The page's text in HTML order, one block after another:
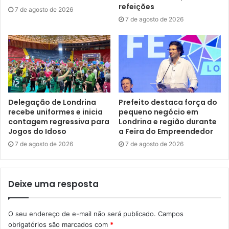
Segunda-feira – 13/10
14h – Abertura oficial – Auditório da PML (2° Andar)
Coro Tempos Dourados (UEL)
Lançamento do 1° Plano de Segurança Alimentar e
Nutricional de Londrina
Palestra: “Alimentação saudável e consciente: construindo
saúde hoje e cultivando um futuro melhor” – Nutricionista
11h às 17h – 2° Feira Agriurbana em frente à sede da
7 de agosto de 2026
refeições
7 de agosto de 2026
Delegação de Londrina
recebe uniformes e inicia
contagem regressiva para
Jogos do Idoso
7 de agosto de 2026
Prefeito destaca força do
pequeno negócio em
Londrina e região durante
a Feira do Empreendedor
7 de agosto de 2026
Deixe uma resposta
O seu endereço de e-mail não será publicado. Campos
obrigatórios são marcados com *